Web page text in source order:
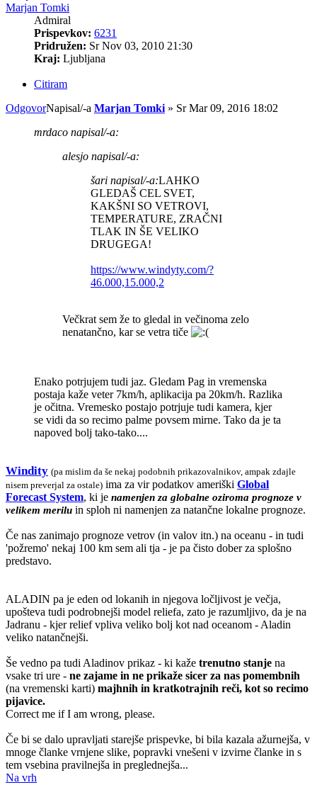
Marjan Tomki
Admiral
Prispevkov: 6231
Pridružen: Sr Nov 03, 2010 21:30
Kraj: Ljubljana
Citiram
OdgovorNapisal/-a Marjan Tomki » Sr Mar 09, 2016 18:02
mrdaco napisal/-a:
alesjo napisal/-a:
šari napisal/-a:LAHKO
GLEDAŠ CEL SVET,
KAKŠNI SO VETROVI,
TEMPERATURE, ZRAČNI
TLAK IN ŠE VELIKO
DRUGEGA!
https://www.windyty.com/?
46.000,15.000,2
Večkrat sem že to gledal in večinoma zelo
nenatančno, kar se vetra tiče
Enako potrjujem tudi jaz. Gledam Pag in vremenska
postaja kaže veter 7km/h, aplikacija pa 20km/h. Razlika
je očitna. Vremesko postajo potrjuje tudi kamera, kjer
se vidi da so recimo palme povsem mirne. Tako da je ta
napoved bolj tako-tako....
Windity (pa mislim da še nekaj podobnih prikazovalnikov, ampak zdajle
nisem preverjal za ostale) ima za vir podatkov ameriški Global
Forecast System, ki je namenjen za globalne oziroma prognoze v
velikem merilu in sploh ni namenjen za natančne lokalne prognoze.
Če nas zanimajo prognoze vetrov (in valov itn.) na oceanu - in tudi
'požremo' nekaj 100 km sem ali tja - je pa čisto dober za splošno
predstavo.
ALADIN pa je eden od lokanih in njegova ločljivost je večja,
upošteva tudi podrobnejši model reliefa, zato je razumljivo, da je na
Jadranu - kjer relief vpliva veliko bolj kot nad oceanom - Aladin
veliko natančnejši.
Še vedno pa tudi Aladinov prikaz - ki kaže trenutno stanje na
vsake tri ure - ne zajame in ne prikaže sicer za nas pomembnih
(na vremenski karti) majhnih in kratkotrajnih reči, kot so recimo
pijavice.
Correct me if I am wrong, please.
Če bi se dalo upravljati starejše prispevke, bi bila kazala ažurnejša, v
mnoge članke vrnjene slike, popravki vnešeni v izvirne članke in s
tem vsebina pravilnejša in preglednejša...
Na vrh